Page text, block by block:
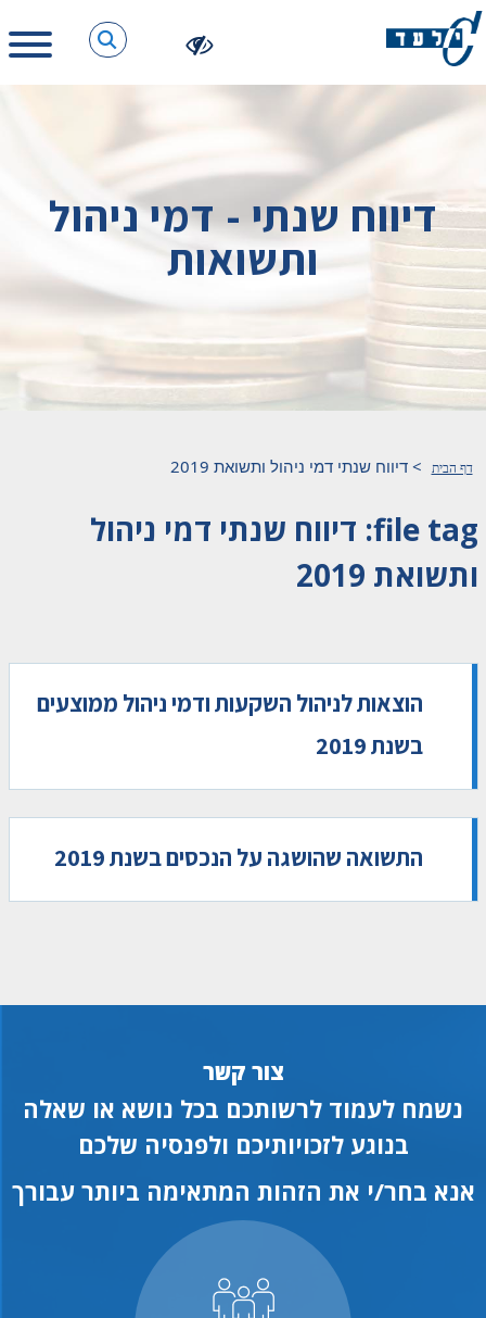
דיווח שנתי - דמי ניהול
ותשואות
דף הבית >דיווח שנתי דמי ניהול ותשואת 2019
file tag: דיווח שנתי דמי ניהול
ותשואת 2019
הוצאות לניהול השקעות ודמי ניהול ממוצעים
בשנת 2019
התשואה שהושגה על הנכסים בשנת 2019
צור קשר
נשמח לעמוד לרשותכם בכל נושא או שאלה
בנוגע לזכויותיכם ולפנסיה שלכם
אנא בחר/י את הזהות המתאימה ביותר עבורך